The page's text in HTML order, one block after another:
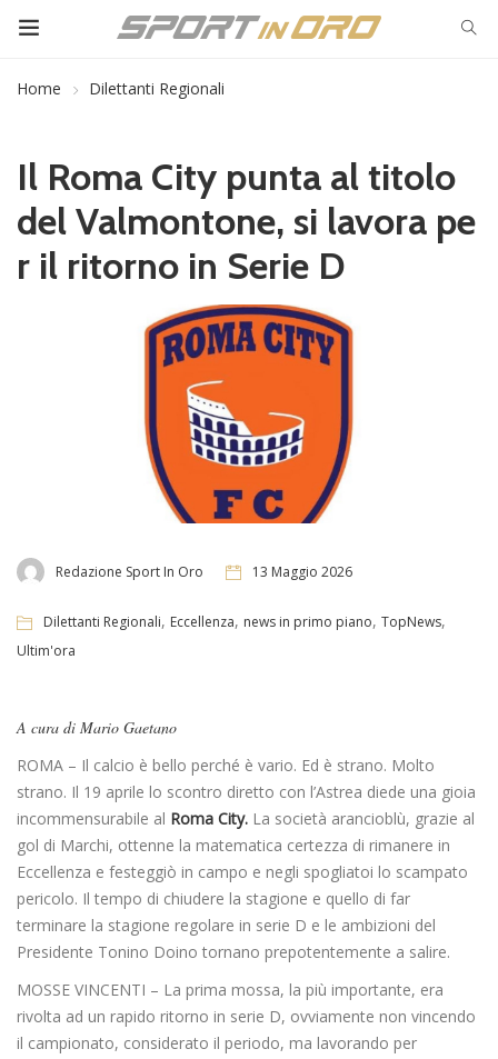
Home Dilettanti Regionali
Il Roma City punta al titolo
del Valmontone, si lavora pe
r il ritorno in Serie D
Redazione Sport In Oro 13 Maggio 2026
Dilettanti Regionali, Eccellenza, news in primo piano, TopNews,
Ultim'ora
A cura di Mario Gaetano
ROMA – Il calcio è bello perché è vario. Ed è strano. Molto
strano. Il 19 aprile lo scontro diretto con l’Astrea diede una gioia
incommensurabile al Roma City. La società arancioblù, grazie al
gol di Marchi, ottenne la matematica certezza di rimanere in
Eccellenza e festeggiò in campo e negli spogliatoi lo scampato
pericolo. Il tempo di chiudere la stagione e quello di far
terminare la stagione regolare in serie D e le ambizioni del
Presidente Tonino Doino tornano prepotentemente a salire.
MOSSE VINCENTI – La prima mossa, la più importante, era
rivolta ad un rapido ritorno in serie D, ovviamente non vincendo
il campionato, considerato il periodo, ma lavorando per